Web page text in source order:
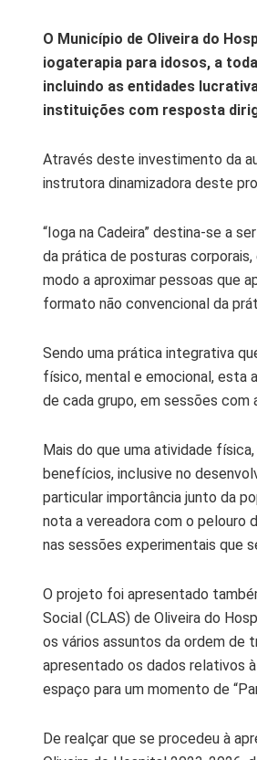
O Município de Oliveira do
iogaterapia para idosos, a
incluindo as entidades
instituições com resposta
Através deste investimento da
instrutora dinamizadora deste
“Ioga na Cadeira” destina-se a
da prática de posturas
modo a aproximar pessoas que
formato não convencional da
Sendo uma prática integrativa
físico, mental e emocional, esta
de cada grupo, em sessões com
Mais do que uma atividade
benefícios, inclusive no
particular importância junto da
nota a vereadora com o pelouro
nas sessões experimentais que
O projeto foi apresentado
Social (CLAS) de Oliveira do
os vários assuntos da ordem de
apresentado os dados relativos
espaço para um momento de
De realçar que se procedeu à